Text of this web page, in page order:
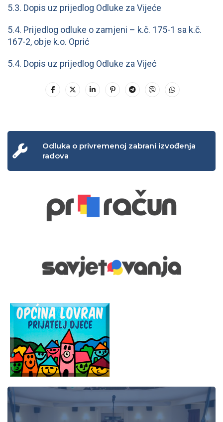
5.3. Dopis uz prijedlog Odluke za Vijeće
5.4. Prijedlog odluke o zamjeni – k.č. 175-1 sa k.č.
167-2, obje k.o. Oprić
5.4. Dopis uz prijedlog Odluke za Vijeć
Odluka o privremenoj zabrani izvođenja
radova